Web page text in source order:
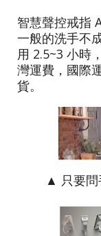
智慧聲控戒指
一般的洗手不
用 2.5~3 小時
灣運費，國際
貨。
▲ 只要問